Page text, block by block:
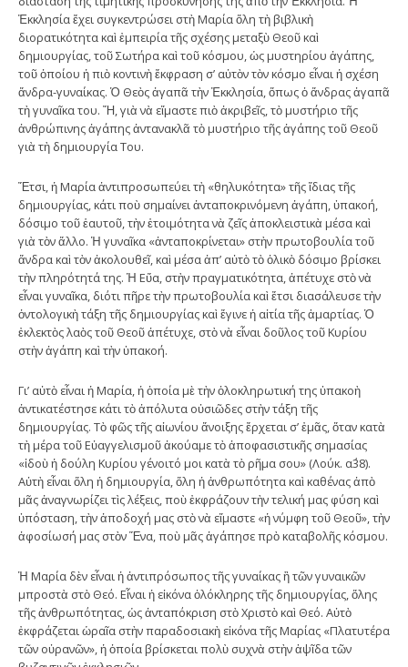
Ἐκκλησία ἔχει συγκεντρώσει στὴ Μαρία ὅλη τὴ βιβλικὴ
διορατικότητα καὶ ἐμπειρία τῆς σχέσης μεταξὺ Θεοῦ καὶ
δημιουργίας, τοῦ Σωτήρα καὶ τοῦ κόσμου, ὡς μυστηρίου ἀγάπης,
τοῦ ὁποίου ἡ πιὸ κοντινὴ ἔκφραση σ’ αὐτὸν τὸν κόσμο εἶναι ἡ σχέση
ἄνδρα-γυναίκας. Ὁ Θεὸς ἀγαπᾶ τὴν Ἐκκλησία, ὅπως ὁ ἄνδρας ἀγαπᾶ
τὴ γυναῖκα του. Ἤ, γιὰ νὰ εἴμαστε πιὸ ἀκριβεῖς, τὸ μυστήριο τῆς
ἀνθρώπινης ἀγάπης ἀντανακλᾶ τὸ μυστήριο τῆς ἀγάπης τοῦ Θεοῦ
γιὰ τὴ δημιουργία Του.
Ἔτσι, ἡ Μαρία ἀντιπροσωπεύει τὴ «θηλυκότητα» τῆς ἴδιας τῆς
δημιουργίας, κάτι ποὺ σημαίνει ἀνταποκρινόμενη ἀγάπη, ὑπακοή,
δόσιμο τοῦ ἑαυτοῦ, τὴν ἑτοιμότητα νὰ ζεῖς ἀποκλειστικὰ μέσα καὶ
γιὰ τὸν ἄλλο. Ἡ γυναῖκα «ἀνταποκρίνεται» στὴν πρωτοβουλία τοῦ
ἄνδρα καὶ τὸν ἀκολουθεῖ, καὶ μέσα ἀπ’ αὐτὸ τὸ ὁλικὸ δόσιμο βρίσκει
τὴν πληρότητά της. Ἡ Εὔα, στὴν πραγματικότητα, ἀπέτυχε στὸ νὰ
εἶναι γυναῖκα, διότι πῆρε τὴν πρωτοβουλία καὶ ἔτσι διασάλευσε τὴν
ὀντολογικὴ τάξη τῆς δημιουργίας καὶ ἔγινε ἡ αἰτία τῆς ἁμαρτίας. Ὁ
ἐκλεκτὸς λαὸς τοῦ Θεοῦ ἀπέτυχε, στὸ νὰ εἶναι δοῦλος τοῦ Κυρίου
στὴν ἀγάπη καὶ τὴν ὑπακοή.
Γι’ αὐτὸ εἶναι ἡ Μαρία, ἡ ὁποία μὲ τὴν ὁλοκληρωτική της ὑπακοὴ
ἀντικατέστησε κάτι τὸ ἀπόλυτα οὐσιῶδες στὴν τάξη τῆς
δημιουργίας. Τὸ φῶς τῆς αἰωνίου ἄνοιξης ἔρχεται σ’ ἐμᾶς, ὅταν κατὰ
τὴ μέρα τοῦ Εὐαγγελισμοῦ ἀκούαμε τὸ ἀποφασιστικῆς σημασίας
«ἰδοὺ ἡ δούλη Κυρίου γένοιτό μοι κατὰ τὸ ρῆμα σου» (Λούκ. α΄38).
Αὐτὴ εἶναι ὅλη ἡ δημιουργία, ὅλη ἡ ἀνθρωπότητα καὶ καθένας ἀπὸ
μᾶς ἀναγνωρίζει τὶς λέξεις, ποὺ ἐκφράζουν τὴν τελική μας φύση καὶ
ὑπόσταση, τὴν ἀποδοχή μας στὸ νὰ εἴμαστε «ἡ νύμφη τοῦ Θεοῦ», τὴν
ἀφοσίωσή μας στὸν Ἕνα, ποὺ μᾶς ἀγάπησε πρὸ καταβολῆς κόσμου.
Ἡ Μαρία δὲν εἶναι ἡ ἀντιπρόσωπος τῆς γυναίκας ἢ τῶν γυναικῶν
μπροστὰ στὸ Θεό. Εἶναι ἡ εἰκόνα ὁλόκληρης τῆς δημιουργίας, ὅλης
τῆς ἀνθρωπότητας, ὡς ἀνταπόκριση στὸ Χριστὸ καὶ Θεό. Αὐτὸ
ἐκφράζεται ὡραῖα στὴν παραδοσιακὴ εἰκόνα τῆς Μαρίας «Πλατυτέρα
τῶν οὐρανῶν», ἡ ὁποία βρίσκεται πολὺ συχνὰ στὴν ἁψῖδα τῶν